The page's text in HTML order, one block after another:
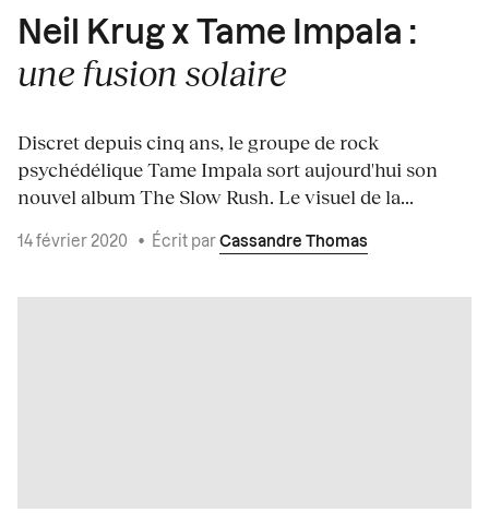
Neil Krug x Tame Impala :
une fusion solaire
Discret depuis cinq ans, le groupe de rock
psychédélique Tame Impala sort aujourd'hui son
nouvel album The Slow Rush. Le visuel de la...
14 février 2020 • Écrit par Cassandre Thomas